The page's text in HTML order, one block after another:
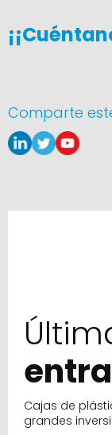
Comparte
Cajas de
grandes